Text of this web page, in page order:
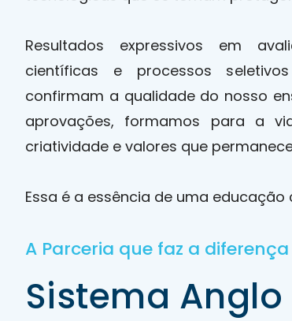
Resultados expressivos em
científicas e processos
confirmam a qualidade do nosso
aprovações, formamos para a
criatividade e valores que
Essa é a essência de uma educação
A Parceria que faz a diferença
Sistema Anglo